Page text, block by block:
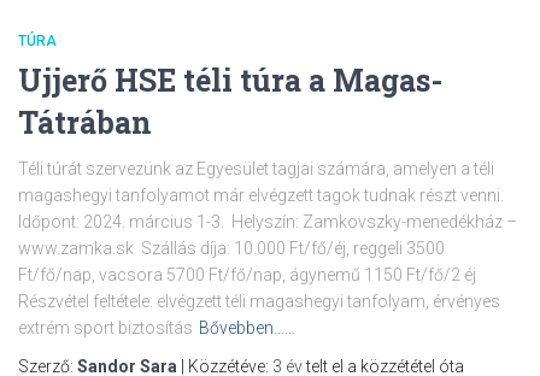
TÚRA
Ujjerő HSE téli túra a Magas-
Tátrában
Téli túrát szervezünk az Egyesület tagjai számára, amelyen a téli
magashegyi tanfolyamot már elvégzett tagok tudnak részt venni.
Időpont: 2024. március 1-3. Helyszín: Zamkovszky-menedékház –
www.zamka.sk Szállás díja: 10.000 Ft/fő/éj, reggeli 3500
Ft/fő/nap, vacsora 5700 Ft/fő/nap, ágynemű 1150 Ft/fő/2 éj
Részvétel feltétele: elvégzett téli magashegyi tanfolyam, érvényes
extrém sport biztosítás Bővebben……
Szerző: Sandor Sara | Közzétéve: 3 évtelt el a közzététel óta